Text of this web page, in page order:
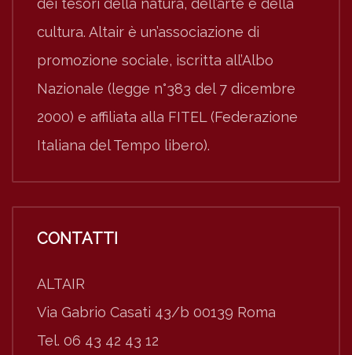
dei tesori della natura, dell’arte e della
cultura. Altair è un’associazione di
promozione sociale, iscritta all’Albo
Nazionale (legge n°383 del 7 dicembre
2000) e affiliata alla FITEL (Federazione
Italiana del Tempo libero).
CONTATTI
ALTAIR
Via Gabrio Casati 43/b 00139 Roma
Tel. 06 43 42 43 12